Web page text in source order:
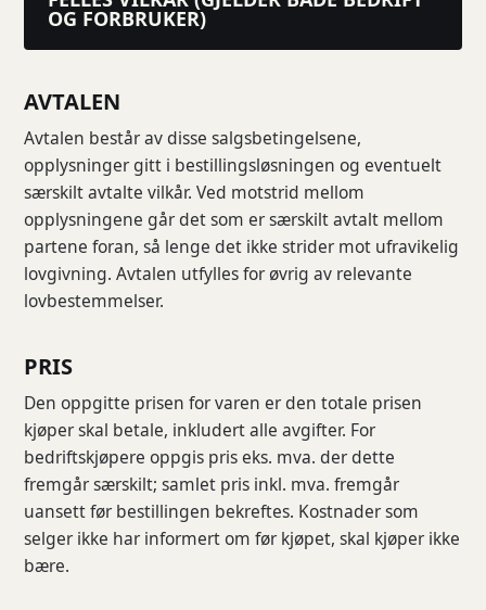
OG FORBRUKER)
AVTALEN
Avtalen består av disse salgsbetingelsene,
opplysninger gitt i bestillingsløsningen og eventuelt
særskilt avtalte vilkår. Ved motstrid mellom
opplysningene går det som er særskilt avtalt mellom
partene foran, så lenge det ikke strider mot ufravikelig
lovgivning. Avtalen utfylles for øvrig av relevante
lovbestemmelser.
PRIS
Den oppgitte prisen for varen er den totale prisen
kjøper skal betale, inkludert alle avgifter. For
bedriftskjøpere oppgis pris eks. mva. der dette
fremgår særskilt; samlet pris inkl. mva. fremgår
uansett før bestillingen bekreftes. Kostnader som
selger ikke har informert om før kjøpet, skal kjøper ikke
bære.